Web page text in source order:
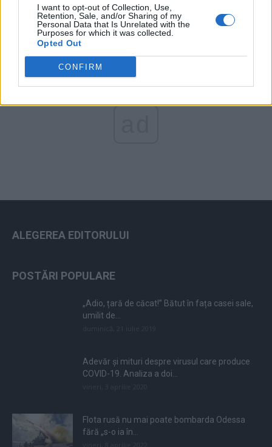
I want to opt-out of Collection, Use,
Retention, Sale, and/or Sharing of my
Personal Data that Is Unrelated with the
Purposes for which it was collected.
Opted Out
CONFIRM
ALEGEREA EDITORULUI
POSTĂRI POPULARE
„Adio, țară de căcat!” Bătut în fața casei sale,
umilit de...
Adevăr și mituri despre virusul care produce
COVID-19. Analiza a doi...
Flota rusă nu mai poate bombarda Odessa
fără „s-o ia în...